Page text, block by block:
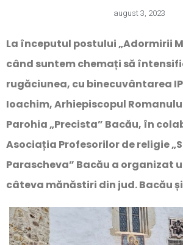
august 3, 2023
La începutul postului „Adormirii
când suntem chemați să
rugăciunea, cu binecuvântarea
Ioachim, Arhiepiscopul
Parohia „Precista” Bacău, în
Asociația Profesorilor de religie
Parascheva” Bacău a organizat
câteva mănăstiri din jud. Bacău